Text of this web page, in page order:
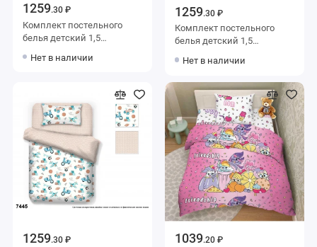
1259.30 ₽
Комплект постельного
белья детский 1,5
наволочкой 50х70
Нет в наличии
1259.30 ₽
Комплект постельного
белья детский 1,5
наволочкой 50х70
Производство
Нет в наличии
1259.30 ₽ 1039.20 ₽